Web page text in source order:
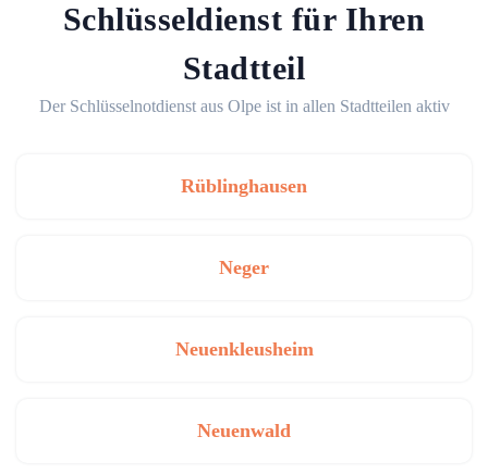
Schlüsseldienst für Ihren
Stadtteil
Der Schlüsselnotdienst aus Olpe ist in allen Stadtteilen aktiv
Rüblinghausen
Neger
Neuenkleusheim
Neuenwald